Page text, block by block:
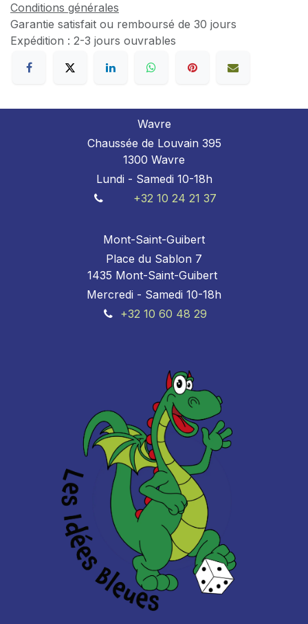
Conditions générales
Garantie satisfait ou remboursé de 30 jours
Expédition : 2-3 jours ouvrables
Wavre
Chaussée de Louvain 395
1300 Wavre
Lundi - Samedi 10-18h
+32 10 24 21 37
Mont-Saint-Guibert
Place du Sablon 7
1435 Mont-Saint-Guibert
Mercredi - Samedi 10-18h
+32 10 60 48 29